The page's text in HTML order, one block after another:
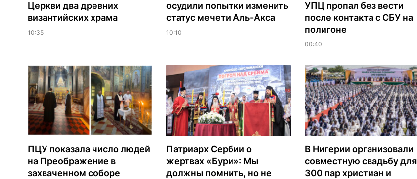
Церкви два древних
византийских храма
10:35
осудили попытки изменить
статус мечети Аль-Акса
10:10
УПЦ пропал без вести
после контакта с СБУ на
полигоне
00:40
ПЦУ показала число людей
на Преображение в
захваченном соборе
Патриарх Сербии о
жертвах «Бури»: Мы
должны помнить, но не
В Нигерии организовали
совместную свадьбу для
300 пар христиан и